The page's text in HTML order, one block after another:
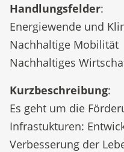
Handlungsfelder:
Energiewende und
Nachhaltige Mobilität
Nachhaltiges
Kurzbeschreibung:
Es geht um die
Infrastukturen:
Verbesserung der